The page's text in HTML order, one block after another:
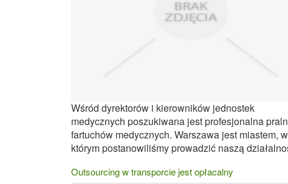
Wśród dyrektorów i kierowników jednostek
medycznych poszukiwana jest profesjonalna
fartuchów medycznych. Warszawa jest miastem, w
którym postanowiliśmy prowadzić naszą
Outsourcing w transporcie jest opłacalny